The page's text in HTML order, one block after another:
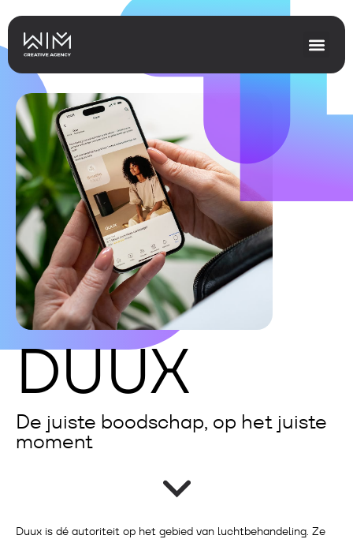
DUUX
De juiste boodschap, op het juiste
moment
Duux is dé autoriteit op het gebied van luchtbehandeling. Ze